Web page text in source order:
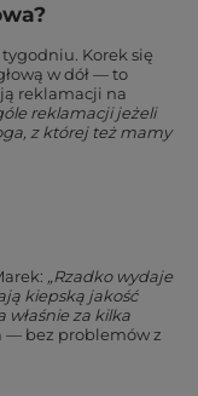
Korek się
w dół — to
reklamacji na
reklamacji jeżeli
z której też mamy
„Rzadko wydaje
kiepską jakość
za kilka
— bez problemów z